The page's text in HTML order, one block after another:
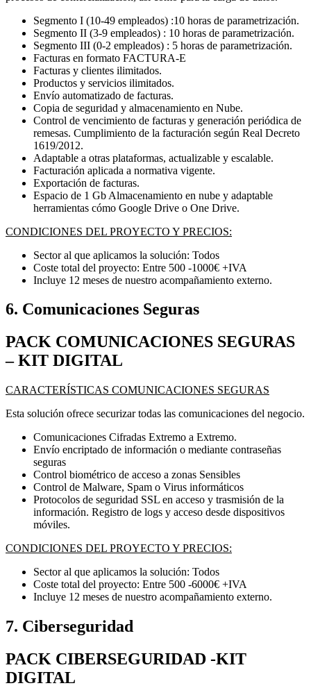
Segmento I (10-49 empleados) :10 horas de parametrización.
Segmento II (3-9 empleados) : 10 horas de parametrización.
Segmento III (0-2 empleados) : 5 horas de parametrización.
Facturas en formato FACTURA-E
Facturas y clientes ilimitados.
Productos y servicios ilimitados.
Envío automatizado de facturas.
Copia de seguridad y almacenamiento en Nube.
Control de vencimiento de facturas y generación periódica de
remesas. Cumplimiento de la facturación según Real Decreto
1619/2012.
Adaptable a otras plataformas, actualizable y escalable.
Facturación aplicada a normativa vigente.
Exportación de facturas.
Espacio de 1 Gb Almacenamiento en nube y adaptable
herramientas cómo Google Drive o One Drive.
CONDICIONES DEL PROYECTO Y PRECIOS:
Sector al que aplicamos la solución: Todos
Coste total del proyecto: Entre 500 -1000€ +IVA
Incluye 12 meses de nuestro acompañamiento externo.
6. Comunicaciones Seguras
PACK COMUNICACIONES SEGURAS
– KIT DIGITAL
CARACTERÍSTICAS COMUNICACIONES SEGURAS
Esta solución ofrece securizar todas las comunicaciones del negocio.
Comunicaciones Cifradas Extremo a Extremo.
Envío encriptado de información o mediante contraseñas
seguras
Control biométrico de acceso a zonas Sensibles
Control de Malware, Spam o Virus informáticos
Protocolos de seguridad SSL en acceso y trasmisión de la
información. Registro de logs y acceso desde dispositivos
móviles.
CONDICIONES DEL PROYECTO Y PRECIOS:
Sector al que aplicamos la solución: Todos
Coste total del proyecto: Entre 500 -6000€ +IVA
Incluye 12 meses de nuestro acompañamiento externo.
7. Ciberseguridad
PACK CIBERSEGURIDAD -KIT
DIGITAL